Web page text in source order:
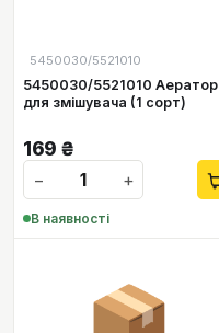
5450030/5521010
5450030/5521010 Аератор
для змішувача (1 сорт)
169 ₴
−
+
В наявності